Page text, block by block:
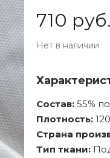
710 руб.
Нет в наличии
Состав: 55%
Плотность:
Страна
Тип ткани: